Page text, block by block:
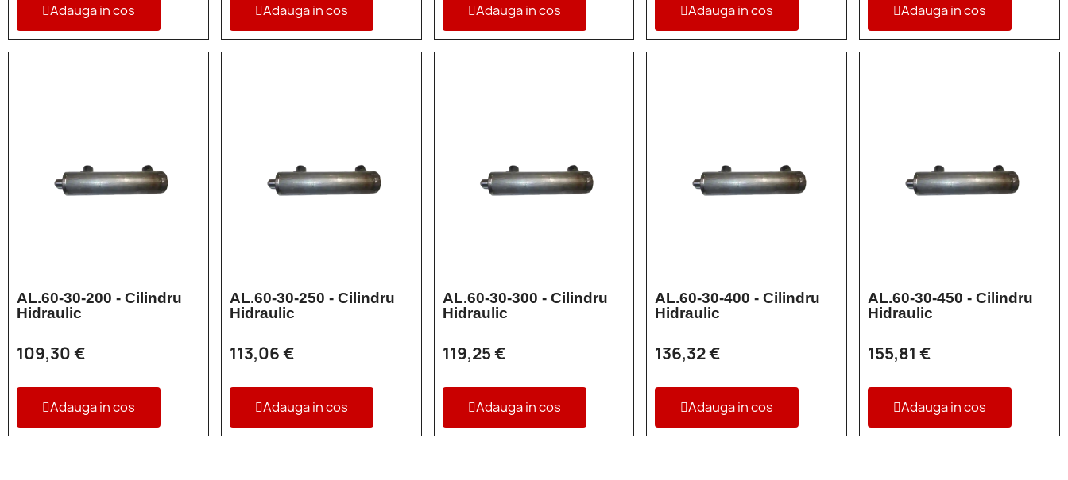
Adauga in cos Adauga in cos Adauga in cos Adauga in cos Adauga in cos
AL.60-30-200 - Cilindru
Hidraulic
109,30 €
Adauga in cos
AL.60-30-250 - Cilindru
Hidraulic
113,06 €
Adauga in cos
AL.60-30-300 - Cilindru
Hidraulic
119,25 €
Adauga in cos
AL.60-30-400 - Cilindru
Hidraulic
136,32 €
Adauga in cos
AL.60-30-450 - Cilindru
Hidraulic
155,81 €
Adauga in cos